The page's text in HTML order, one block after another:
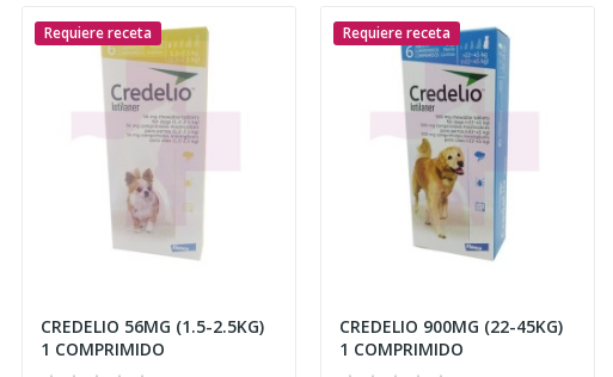
Requiere receta
CREDELIO 56MG (1.5-2.5KG)
1 COMPRIMIDO
Requiere receta
CREDELIO 900MG (22-45KG)
1 COMPRIMIDO